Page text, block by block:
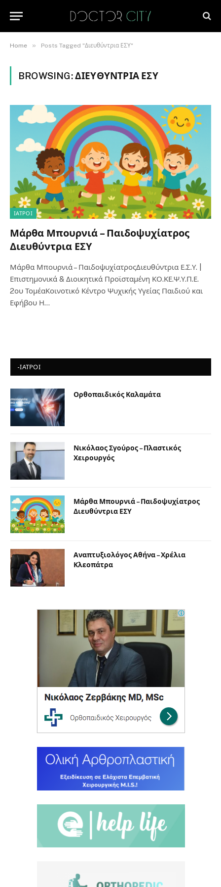
Home » Posts Tagged "Διευθύντρια ΕΣΥ"
BROWSING:ΔΙΕΥΘΎΝΤΡΙΑ ΕΣΥ
ΙΑΤΡΟΊ
Μάρθα Μπουρνιά – Παιδοψυχίατρος
Διευθύντρια ΕΣΥ
Μάρθα Μπουρνιά – ΠαιδοψυχίατροςΔιευθύντρια Ε.Σ.Υ. |
Επιστημονικά & Διοικητικά Προϊσταμένη ΚΟ.ΚΕ.Ψ.Υ.Π.Ε.
2ου ΤομέαΚοινοτικό Κέντρο Ψυχικής Υγείας Παιδιού και
Εφήβου Η…
-ΙΑΤΡΟΙ
Ορθοπαιδικός Καλαμάτα
Νικόλαος Σγούρος – Πλαστικός
Χειρουργός
Μάρθα Μπουρνιά – Παιδοψυχίατρος
Διευθύντρια ΕΣΥ
Αναπτυξιολόγος Αθήνα – Χρέλια
Κλεοπάτρα